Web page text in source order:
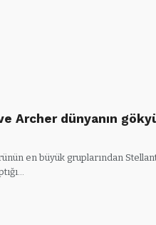
Archer dünyanın
en büyük gruplarından